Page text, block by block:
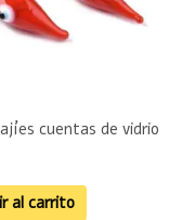
cuentas de vidrio
al carrito